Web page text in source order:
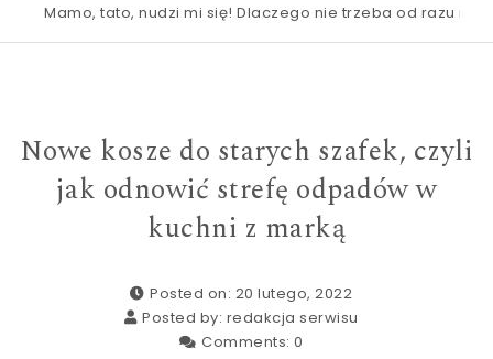
Mamo, tato, nudzi mi się! Dlaczego nie trzeba od razu
Nowe kosze do starych szafek, czyli
jak odnowić strefę odpadów w
kuchni z marką
Posted on: 20 lutego, 2022
Posted by: redakcja serwisu
Comments: 0